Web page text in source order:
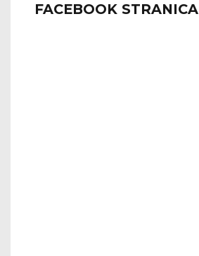
FACEBOOK STRANICA